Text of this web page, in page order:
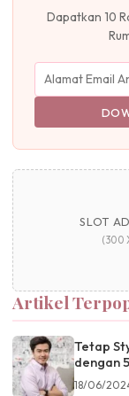
Dapatkan 10
SLOT
(300
Artikel
Tetap
dengan
18/06/